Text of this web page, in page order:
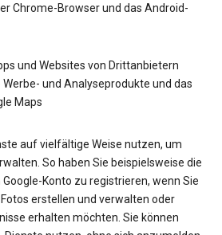
Chrome-Browser und das Android-
und Websites von Drittanbietern
und Analyseprodukte und das
Maps
auf vielfältige Weise nutzen, um
So haben Sie beispielsweise die
Konto zu registrieren, wenn Sie
erstellen und verwalten oder
erhalten möchten. Sie können